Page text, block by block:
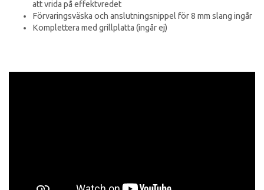
att vrida på effektvredet
Förvaringsväska och anslutningsnippel för 8 mm slang ingår
Komplettera med grillplatta (ingår ej)